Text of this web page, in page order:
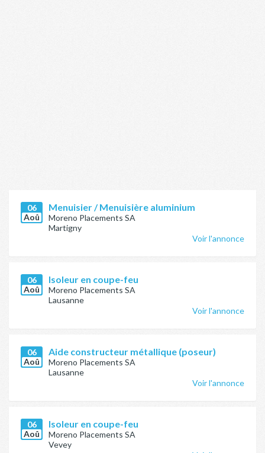
06
Aoû
Menuisier / Menuisière aluminium
Moreno Placements SA
Martigny
Voir l'annonce
06
Aoû
Isoleur en coupe-feu
Moreno Placements SA
Lausanne
Voir l'annonce
06
Aoû
Aide constructeur métallique (poseur)
Moreno Placements SA
Lausanne
Voir l'annonce
06
Aoû
Isoleur en coupe-feu
Moreno Placements SA
Vevey